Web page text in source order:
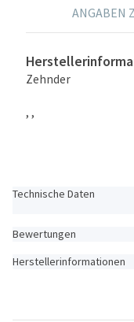
ANGABEN
Zehnder
, ,
Technische Daten
Bewertungen
Herstellerinformationen